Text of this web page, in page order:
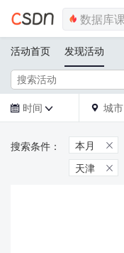
活动首页 发现活动
 时间   城市
本月 
天津 